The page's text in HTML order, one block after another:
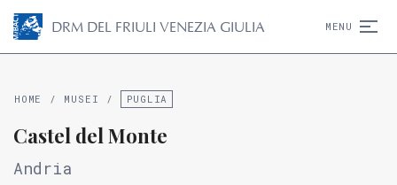
DRM DEL FRIULI VENEZIA GIULIA MENU
HOME / MUSEI / PUGLIA
Castel del Monte
Andria